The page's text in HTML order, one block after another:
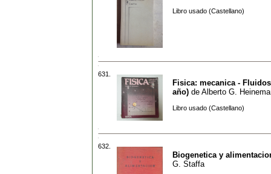
Libro usado (Castellano)
631.
Fisica: mecanica -
año) de Alberto G.
Libro usado (Castellano)
632.
Biogenetica y
G. Staffa